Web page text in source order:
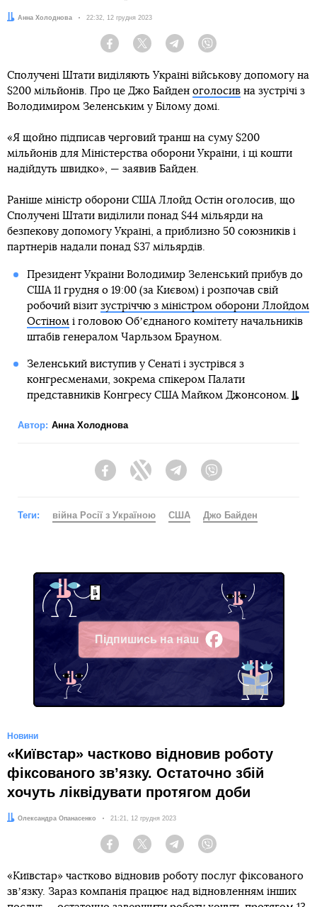
Автор:
Анна Холоднова Дата:
22:32, 12 грудня 2023
Facebook Twitter Telegram
Сполучені Штати виділяють Україні військову допомогу на
$200 мільйонів. Про це Джо Байден оголосив на зустрічі з
Володимиром Зеленським у Білому домі.
«Я щойно підписав черговий транш на суму $200
мільйонів для Міністерства оборони України, і ці кошти
надійдуть швидко», — заявив Байден.
Раніше міністр оборони США Ллойд Остін оголосив, що
Сполучені Штати виділили понад $44 мільярди на
безпекову допомогу Україні, а приблизно 50 союзників і
партнерів надали понад $37 мільярдів.
Президент України Володимир Зеленський прибув до
США 11 грудня о 19:00 (за Києвом) і розпочав свій
робочий візит зустріччю з міністром оборони Ллойдом
Остіномі головою Обʼєднаного комітету начальників
штабів генералом Чарльзом Брауном.
Зеленський виступив у Сенаті і зустрівся з
конгресменами, зокрема спікером Палати
представників Конгресу США Майком Джонсоном.
Автор: Анна Холоднова
FacebookTwitter Telegram
Теги: війна Росії з Україною США Джо Байден
Підпишись на наш
Facebook
Новини
«Київстар» частково відновив роботу
фіксованого звʼязку. Остаточно збій
хочуть ліквідувати протягом доби
Автор:
Олександра Опанасенко Дата:
21:21, 12 грудня 2023
Facebook Twitter Telegram
«Київстар» частково відновив роботу послуг фіксованого
звʼязку. Зараз компанія працює над відновленням інших